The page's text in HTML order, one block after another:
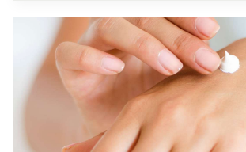
individuele en externe factoren.
artikel meer over de vochtbehoefte
lichaam. Zo kan je beter voor
hoeveel water je elke dag moet